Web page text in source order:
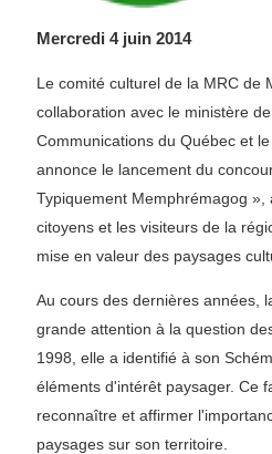
Mercredi 4 juin 2014
Le comité culturel de la MRC de
collaboration avec le ministère
Communications du Québec et
annonce le lancement du
Typiquement Memphrémagog »,
citoyens et les visiteurs de la
mise en valeur des paysages
Au cours des dernières années,
grande attention à la question
1998, elle a identifié à son
éléments d'intérêt paysager. Ce
reconnaître et affirmer
paysages sur son territoire.